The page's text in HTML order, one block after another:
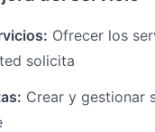
Ofrecer los
solicita
Crear y gestionar